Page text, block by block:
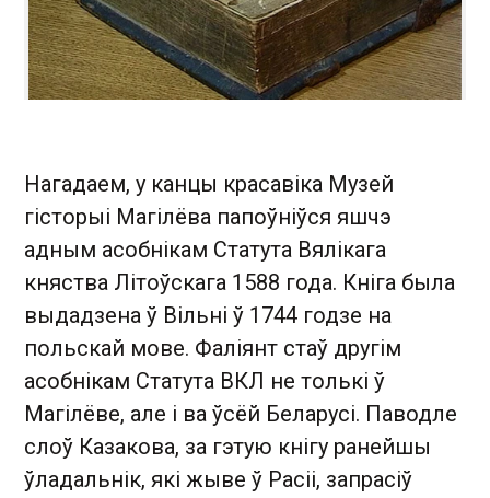
Нагадаем, у канцы красавіка Музей
гісторыі Магілёва папоўніўся яшчэ
адным асобнікам Статута Вялікага
княства Літоўскага 1588 года. Кніга была
выдадзена ў Вільні ў 1744 годзе на
польскай мове. Фаліянт стаў другім
асобнікам Статута ВКЛ не толькі ў
Магілёве, але і ва ўсёй Беларусі. Паводле
слоў Казакова, за гэтую кнігу ранейшы
ўладальнік, які жыве ў Расіі, запрасіў